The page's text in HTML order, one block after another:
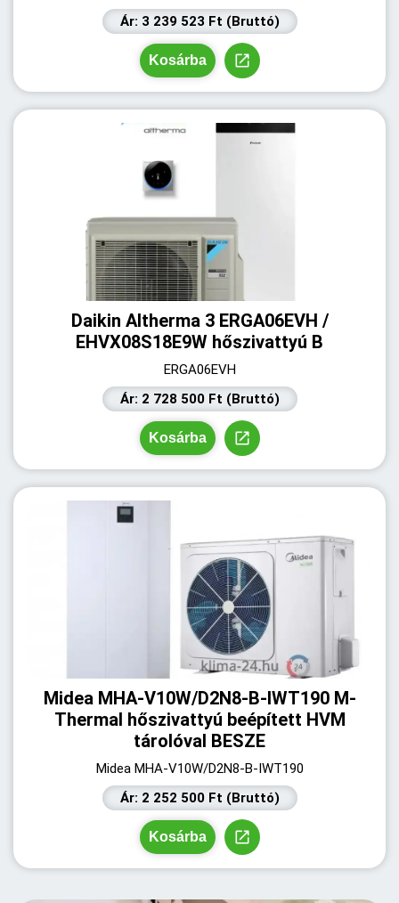
Ár: 3 239 523 Ft (Bruttó)
Kosárba
Daikin Altherma 3 ERGA06EVH /
EHVX08S18E9W hőszivattyú B
ERGA06EVH
Ár: 2 728 500 Ft (Bruttó)
Kosárba
Midea MHA-V10W/D2N8-B-IWT190 M-
Thermal hőszivattyú beépített HVM
tárolóval BESZE
Midea MHA-V10W/D2N8-B-IWT190
Ár: 2 252 500 Ft (Bruttó)
Kosárba